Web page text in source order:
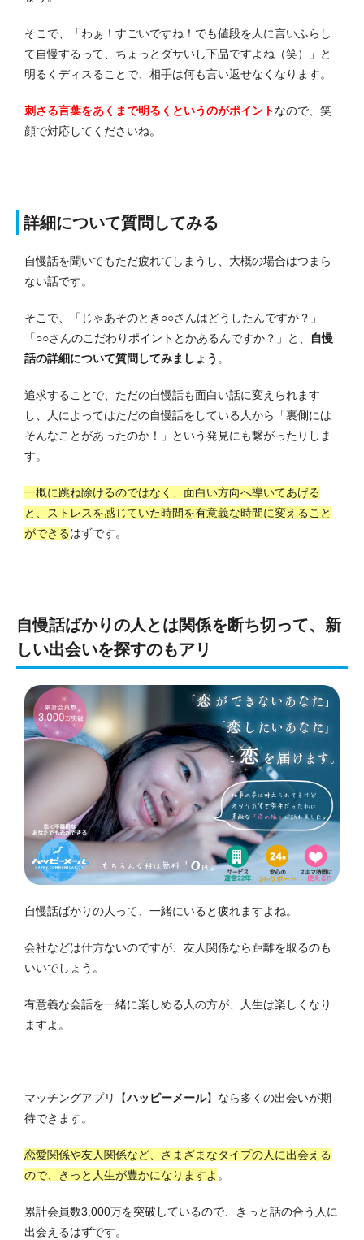
そこで、「わぁ！すごいですね！でも値段を人に言いふらし
て自慢するって、ちょっとダサいし下品ですよね（笑）」と
明るくディスることで、相手は何も言い返せなくなります。
刺さる言葉をあくまで明るくというのがポイントなので、笑
顔で対応してくださいね。
詳細について質問してみる
自慢話を聞いてもただ疲れてしまうし、大概の場合はつまら
ない話です。
そこで、「じゃあそのとき○○さんはどうしたんですか？」
「○○さんのこだわりポイントとかあるんですか？」と、
自慢
話の詳細について質問してみましょう 。
追求することで、ただの自慢話も面白い話に変えられます
し、人によってはただの自慢話をしている人から「裏側には
そんなことがあったのか！」という発見にも繋がったりしま
す。
一概に跳ね除けるのではなく、面白い方向へ導いてあげる
と、ストレスを感じていた時間を有意義な時間に変えること
ができるはずです。
自慢話ばかりの人とは関係を断ち切って、新
しい出会いを探すのもアリ
自慢話ばかりの人って、一緒にいると疲れますよね。
会社などは仕方ないのですが、友人関係なら距離を取るのも
いいでしょう。
有意義な会話を一緒に楽しめる人の方が、人生は楽しくなり
ますよ。
マッチングアプリ【ハッピーメール】なら多くの出会いが期
待できます。
恋愛関係や友人関係など、さまざまなタイプの人に出会える
ので、きっと人生が豊かになりますよ 。
累計会員数3,000万を突破しているので、きっと話の合う人に
出会えるはずです。